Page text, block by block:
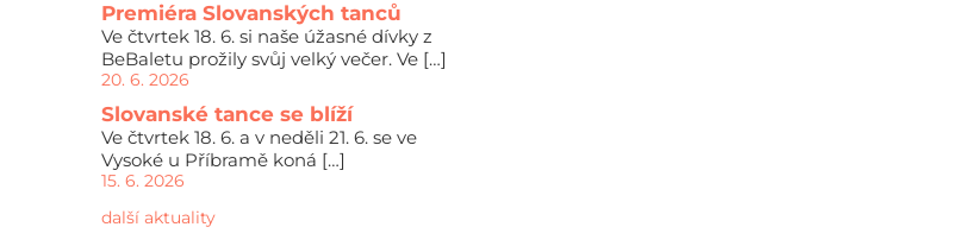
Premiéra Slovanských tanců
Ve čtvrtek 18. 6. si naše úžasné dívky z
BeBaletu prožily svůj velký večer. Ve […]
20. 6. 2026
Slovanské tance se blíží
Ve čtvrtek 18. 6. a v neděli 21. 6. se ve
Vysoké u Příbramě koná […]
15. 6. 2026
další aktuality